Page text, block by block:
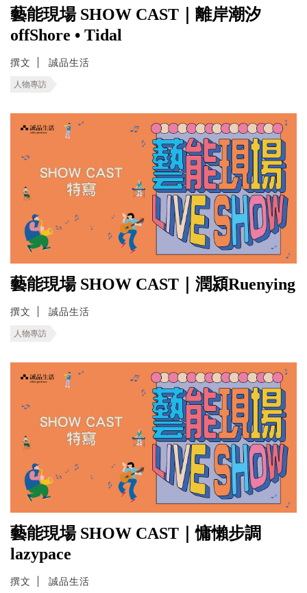
藝能現場 SHOW CAST｜離岸潮汐
offShore • Tidal
撰文 誠品生活
人物專訪
藝能現場 SHOW CAST｜潤潁Ruenying
撰文 誠品生活
人物專訪
藝能現場 SHOW CAST｜慵懶步調
lazypace
撰文 誠品生活